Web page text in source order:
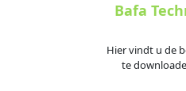
Bafa
Hier vindt u de
te